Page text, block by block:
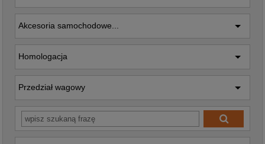
Akcesoria samochodowe...
Homologacja
Przedział wagowy